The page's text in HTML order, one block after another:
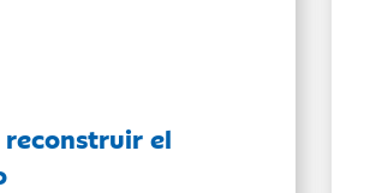
reconstruir el